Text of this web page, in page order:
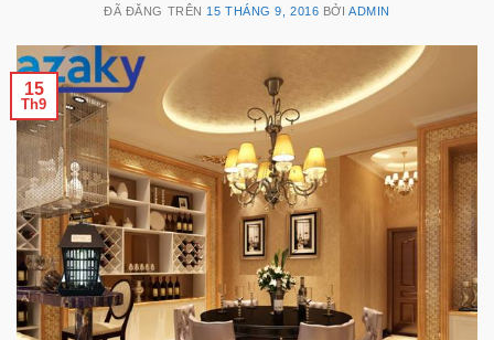
ĐÃ ĐĂNG TRÊN 15 THÁNG 9, 2016 BỞIADMIN
15
Th9